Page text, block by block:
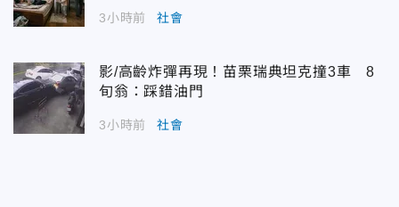
3小時前 社會
影/高齡炸彈再現！苗栗瑞典坦克撞3車 8
旬翁：踩錯油門
3小時前 社會